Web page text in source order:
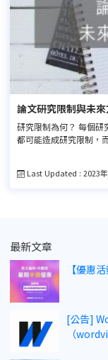
論文研究限制與未
研究限制為何？ 每個研
都可能造成研究限制，
Last Updated : 2023
最新文章
【優惠
[公告]
（